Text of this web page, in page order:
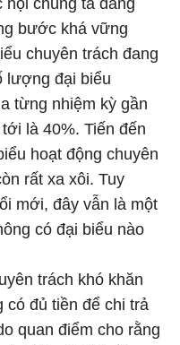
hội chúng ta đang
bước khá vững
chuyên trách đang
lượng đại biểu
từng nhiệm kỳ gần
là 40%. Tiến đến
hoạt động chuyên
rất xa xôi. Tuy
mới, đây vẫn là một
có đại biểu nào
trách khó khăn
có đủ tiền để chi trả
quan điểm cho rằng